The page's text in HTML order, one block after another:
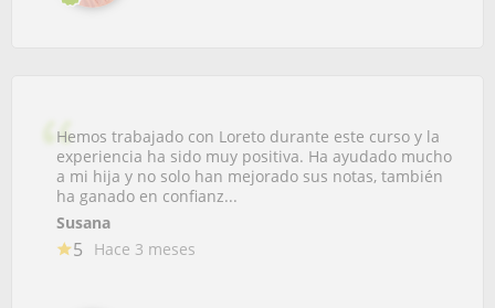
Hemos trabajado con Loreto durante este curso y la
experiencia ha sido muy positiva. Ha ayudado mucho
a mi hija y no solo han mejorado sus notas, también
ha ganado en confianz...
Susana
5 Hace 3 meses